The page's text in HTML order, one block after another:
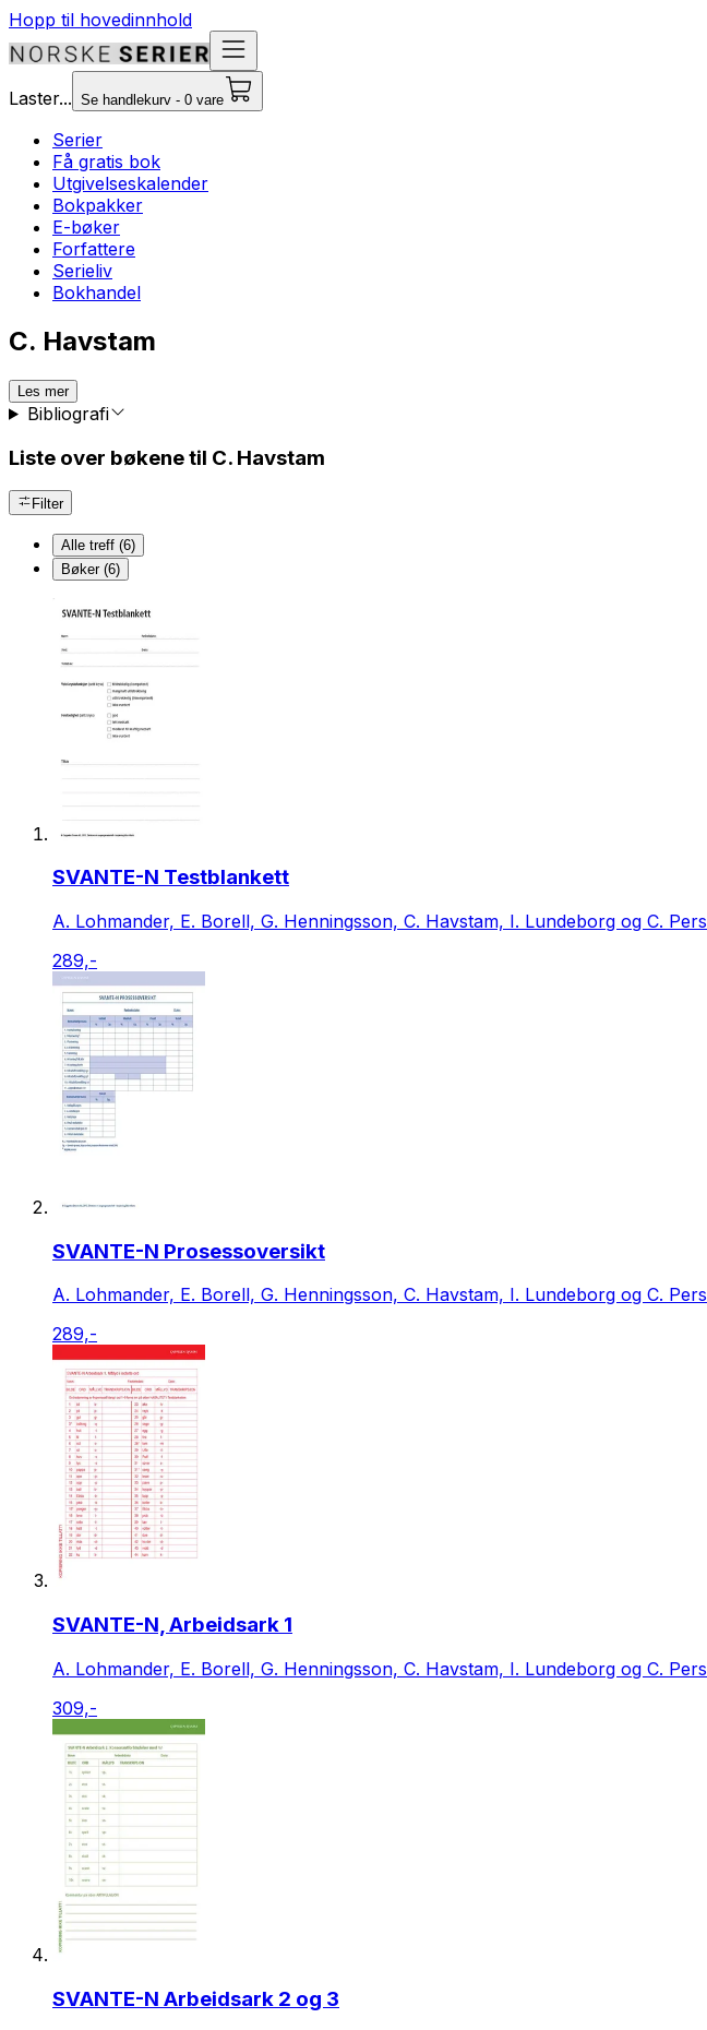
Hopp til hovedinnhold
Laster... Se handlekurv - 0 vare
Serier
Få gratis bok
Utgivelseskalender
Bokpakker
E-bøker
Forfattere
Serieliv
Bokhandel
C. Havstam
Les mer
Bibliografi
Liste over bøkene til C. Havstam
Filter
Alle treff (6)
Bøker (6)
SVANTE-N Testblankett
A. Lohmander, E. Borell, G. Henningsson, C. Havstam, I. Lundeborg og C.
289,-
SVANTE-N Prosessoversikt
A. Lohmander, E. Borell, G. Henningsson, C. Havstam, I. Lundeborg og C.
289,-
SVANTE-N, Arbeidsark 1
A. Lohmander, E. Borell, G. Henningsson, C. Havstam, I. Lundeborg og C.
309,-
SVANTE-N Arbeidsark 2 og 3